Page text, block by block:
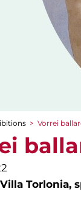
here
> Vorrei
Torlonia,